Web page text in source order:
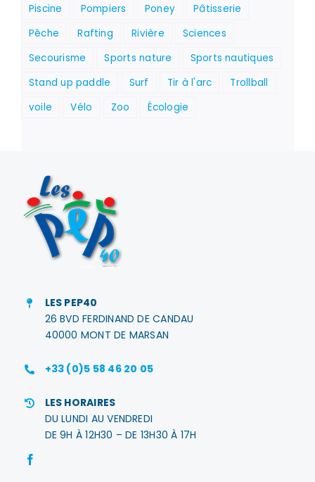
Piscine
Pompiers Poney
Pâtisserie
Pêche
Rafting Rivière
Sciences
Secourisme
Sports nature
Sports nautiques
Stand up paddle
Surf Tir à l'arc
Trollball
voile
Vélo Zoo Écologie
LES PEP40
26 BVD FERDINAND DE CANDAU
40000 MONT DE MARSAN
+33 (0)5 58 46 20 05
LES HORAIRES
DU LUNDI AU VENDREDI
DE 9H À 12H30 – DE 13H30 À 17H